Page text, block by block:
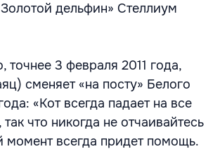
дельфин» Стеллиум
точнее 3 февраля 2011 года,
сменяет «на посту» Белого
«Кот всегда падает на все
что никогда не отчаивайтесь
момент всегда придет помощь.